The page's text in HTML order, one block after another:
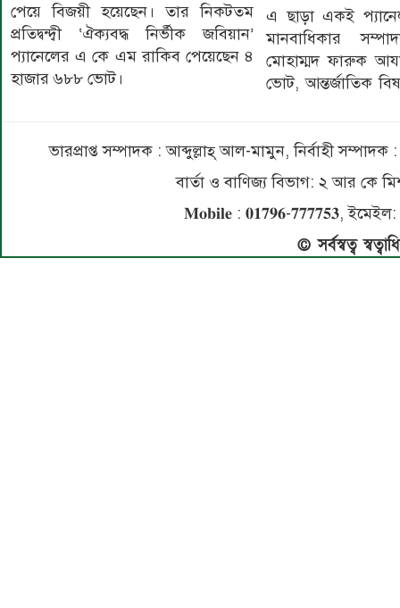
পেয়ে বিজয়ী হয়েছেন। তার নিকটতম
প্রতিদ্বন্দ্বী ‘ঐক্যবদ্ধ নির্ভীক জবিয়ান’
প্যানেলের এ কে এম রাকিব পেয়েছেন ৪
হাজার ৬৮৮ ভোট।
এ ছাড়া একই
মানবাধিকার
মোহাম্মদ ফারুক
ভোট, আন্তর্জাতিক
ভারপ্রাপ্ত সম্পাদক : আব্দুল্লাহ্ আল-মামুন, নির্বাহী
বার্তা ও বাণিজ্য বিভাগ: ২ আর কে
𝐌𝐨𝐛𝐢𝐥𝐞 : 𝟎𝟏𝟕𝟗𝟔-𝟕𝟕𝟕𝟕𝟓𝟑,
© সর্বস্বত্ব